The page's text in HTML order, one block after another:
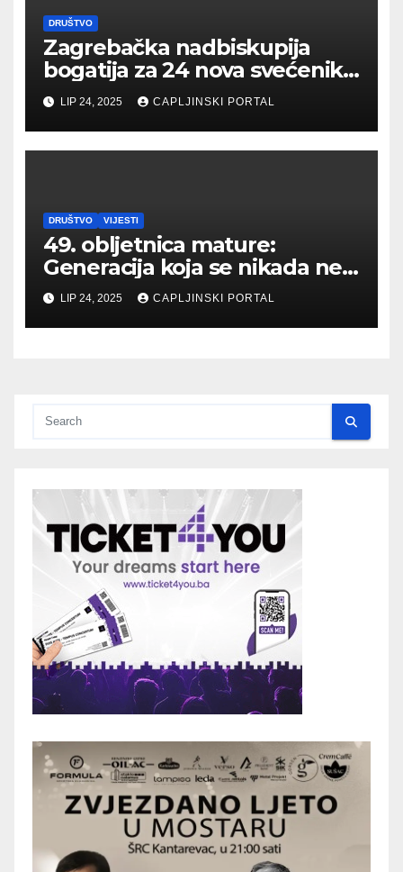
DRUŠTVO
Zagrebačka nadbiskupija
bogatija za 24 nova svećenika
– među njima i ljubušak
LIP 24, 2025 CAPLJINSKI PORTAL
DRUŠTVO VIJESTI
49. obljetnica mature:
Generacija koja se nikada ne
zaboravlja
LIP 24, 2025 CAPLJINSKI PORTAL